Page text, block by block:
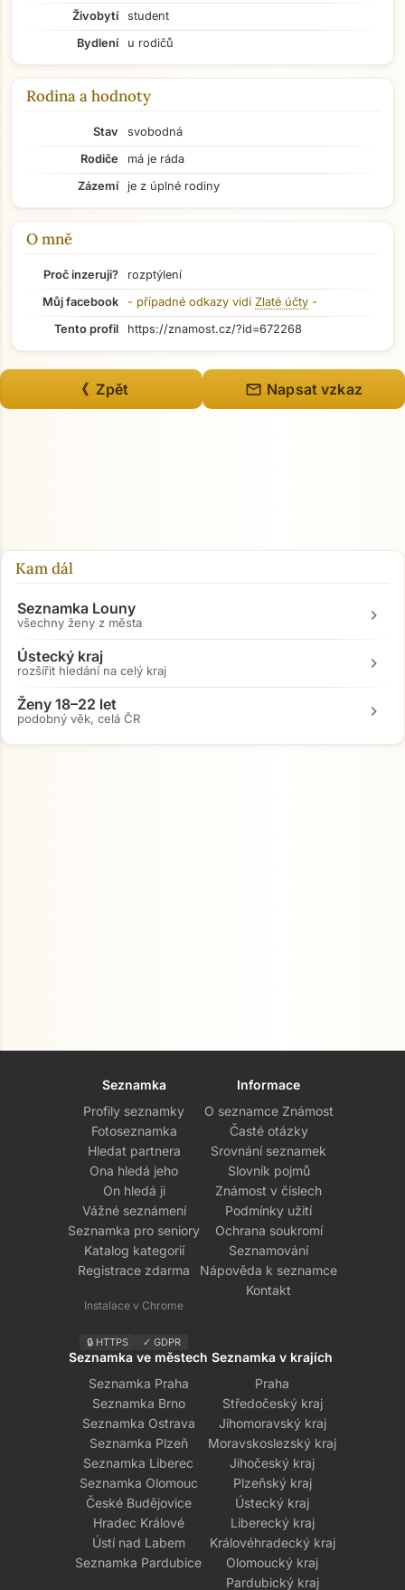
Přejít na hlavní obsah
Živobytí
student
Bydlení
u rodičů
Rodina a hodnoty
Stav
svobodná
Rodiče
má je ráda
Zázemí
je z úplné rodiny
O mně
Proč inzeruji?
rozptýlení
Můj facebook
- případné odkazy vidí Zlaté účty -
Tento profil
https://znamost.cz/?id=672268
《 Zpět mail Napsat vzkaz
Kam dál
Seznamka Louny
všechny ženy z města chevron_right
Ústecký kraj
rozšířit hledání na celý kraj chevron_right
Ženy 18–22 let
podobný věk, celá ČR chevron_right
Seznamka
Profily seznamky
Fotoseznamka
Hledat partnera
Ona hledá jeho
On hledá ji
Vážné seznámení
Seznamka pro seniory
Katalog kategorií
Registrace zdarma
Instalace v Chrome
🔒 HTTPS ✓ GDPR
Informace
O seznamce Známost
Časté otázky
Srovnání seznamek
Slovník pojmů
Známost v číslech
Podmínky užití
Ochrana soukromí
Seznamování
Nápověda k seznamce
Kontakt
Seznamka ve městech
Seznamka Praha
Seznamka Brno
Seznamka Ostrava
Seznamka Plzeň
Seznamka Liberec
Seznamka Olomouc
České Budějovice
Hradec Králové
Ústí nad Labem
Seznamka Pardubice
Seznamka v krajích
Praha
Středočeský kraj
Jihomoravský kraj
Moravskoslezský kraj
Jihočeský kraj
Plzeňský kraj
Ústecký kraj
Liberecký kraj
Královéhradecký kraj
Olomoucký kraj
Pardubický kraj